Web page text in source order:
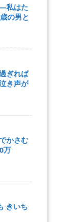
私はた
の男と
ぎれば
き声が
かさむ
万
きいち